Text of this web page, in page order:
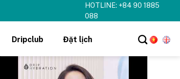
HOTLINE: +84 90 1885
088
Dripclub Đặt lịch